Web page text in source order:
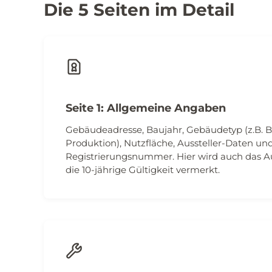
Die 5 Seiten im Detail
Seite 1: Allgemeine Angaben
Gebäudeadresse, Baujahr, Gebäudetyp (z.B.
Produktion), Nutzfläche, Aussteller-Daten
Registrierungsnummer. Hier wird auch das
die 10-jährige Gültigkeit vermerkt.